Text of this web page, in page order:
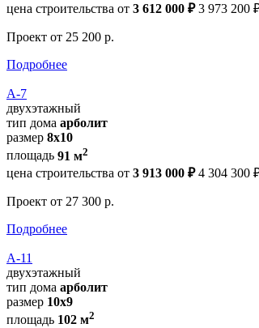
цена строительства от 3 612 000 ₽ 3 973 200
Проект от 25 200 р.
Подробнее
А-7
двухэтажный
тип дома арболит
размер 8х10
площадь 91 м2
цена строительства от 3 913 000 ₽ 4 304 300
Проект от 27 300 р.
Подробнее
А-11
двухэтажный
тип дома арболит
размер 10х9
площадь 102 м2